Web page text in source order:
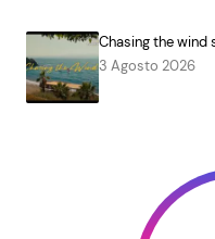
Chasing the wind
3 Agosto 2026